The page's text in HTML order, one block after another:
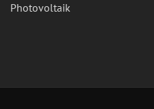
Photovoltaik